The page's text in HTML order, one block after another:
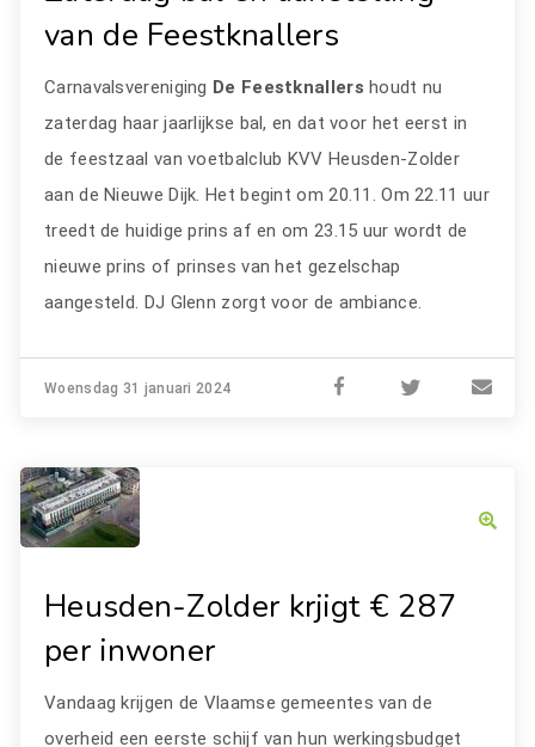
van de Feestknallers
Carnavalsvereniging De Feestknallershoudt nu
zaterdag haar jaarlijkse bal, en dat voor het eerst in
de feestzaal van voetbalclub KVV Heusden-Zolder
aan de Nieuwe Dijk. Het begint om 20.11. Om 22.11 uur
treedt de huidige prins af en om 23.15 uur wordt de
nieuwe prins of prinses van het gezelschap
aangesteld. DJ Glenn zorgt voor de ambiance.
Woensdag 31 januari 2024
Heusden-Zolder krjigt € 287
per inwoner
Vandaag krijgen de Vlaamse gemeentes van de
overheid een eerste schijf van hun werkingsbudget